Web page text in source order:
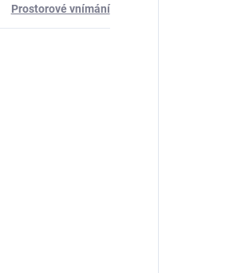
Prostorové vnímání